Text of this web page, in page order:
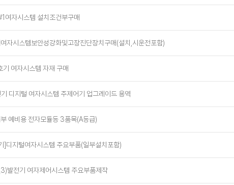
여자시스템 설치조건부구매
자시스템보안성강화및고장진단장치구매(설치,시운전포함)
기 여자시스템 자재 구매
디지털 여자시스템 주제어기 업그레이드 용역
예비용 전자모듈등 3품목(A등급)
]디지털여자시스템 주요부품(일부설치포함)
발전기 여자제어시스템 주요부품제작